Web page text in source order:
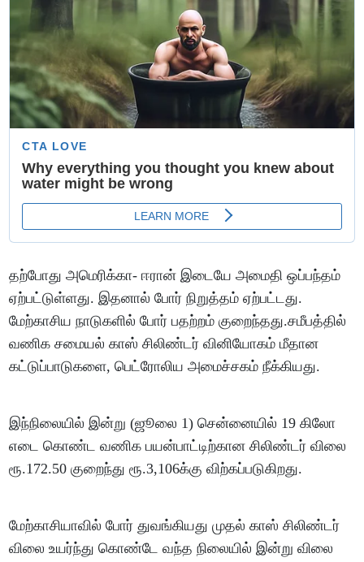
தற்போது அமெரிக்கா- ஈரான் இடையே அமைதி ஒப்பந்தம்
ஏற்பட்டுள்ளது. இதனால் போர் நிறுத்தம் ஏற்பட்டது.
மேற்காசிய நாடுகளில் போர் பதற்றம் குறைந்தது.சமீபத்தில்
வணிக சமையல் காஸ் சிலிண்டர் வினியோகம் மீதான
கட்டுப்பாடுகளை, பெட்ரோலிய அமைச்சகம் நீக்கியது.
இந்நிலையில் இன்று (ஜூலை 1) சென்னையில் 19 கிலோ
எடை கொண்ட வணிக பயன்பாட்டிற்கான சிலிண்டர் விலை
ரூ.172.50 குறைந்து ரூ.3,106க்கு விற்கப்படுகிறது.
மேற்காசியாவில் போர் துவங்கியது முதல் காஸ் சிலிண்டர்
விலை உயர்ந்து கொண்டே வந்த நிலையில் இன்று விலை